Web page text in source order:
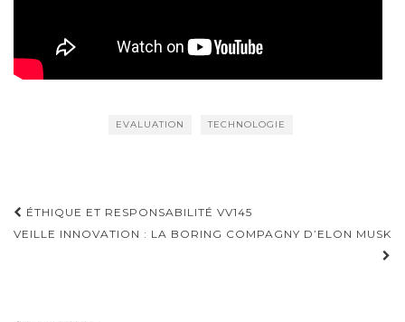
EVALUATION TECHNOLOGIE
Navigation
d'article
ÉTHIQUE ET RESPONSABILITÉ VV145
VEILLE INNOVATION : LA BORING COMPAGNY D’ELON MUSK